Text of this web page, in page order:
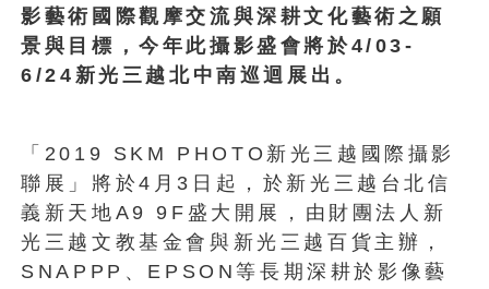
影藝術國際觀摩交流與深耕文化藝術之願
景與目標，今年此攝影盛會將於4/03-
6/24新光三越北中南巡迴展出。
「2019 SKM PHOTO新光三越國際攝影
聯展」將於4月3日起，於新光三越台北信
義新天地A9 9F盛大開展，由財團法人新
光三越文教基金會與新光三越百貨主辦，
SNAPPP、EPSON等長期深耕於影像藝